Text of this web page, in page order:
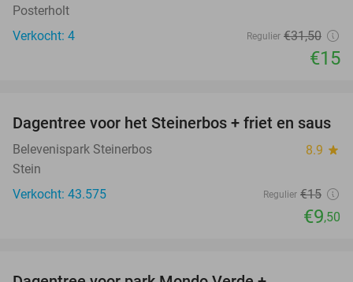
Posterholt
Verkocht: 4
Regulier €31,50
€15
37%
Dagentree voor het Steinerbos + friet en saus
Belevenispark Steinerbos 8.9 star
Stein
Verkocht: 43.575
Regulier €15
€9,50